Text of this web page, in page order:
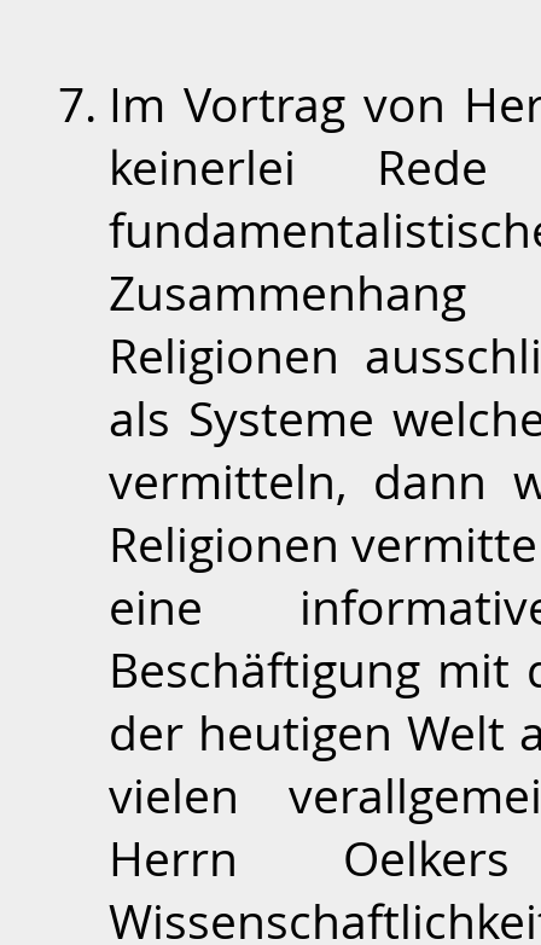
Im Vortrag von
keinerlei
Religionen
als Systeme
vermitteln, dann
Religionen
eine
Beschäftigung mit
der heutigen Welt
vielen
Herrn